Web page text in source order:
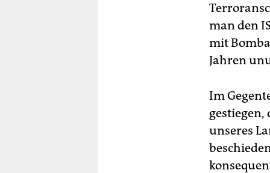
man den
mit
Jahren
Im
unseres